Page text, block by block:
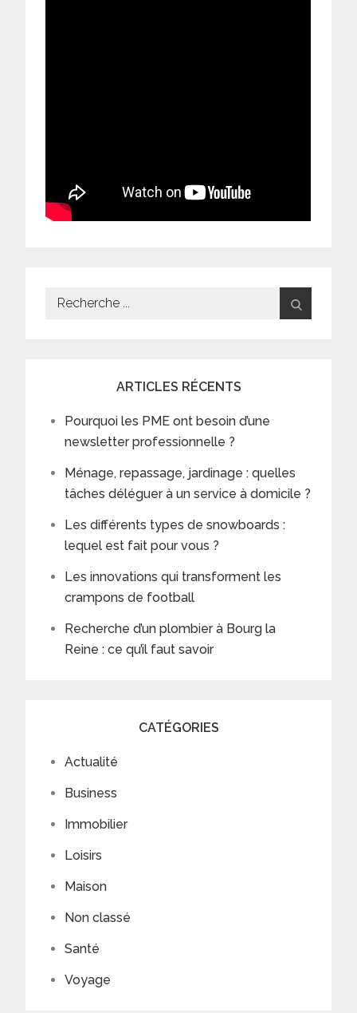
Search
ARTICLES RÉCENTS
Pourquoi les PME ont besoin d’une
newsletter professionnelle ?
Ménage, repassage, jardinage : quelles
tâches déléguer à un service à domicile ?
Les différents types de snowboards :
lequel est fait pour vous ?
Les innovations qui transforment les
crampons de football
Recherche d’un plombier à Bourg la
Reine : ce qu’il faut savoir
CATÉGORIES
Actualité
Business
Immobilier
Loisirs
Maison
Non classé
Santé
Voyage